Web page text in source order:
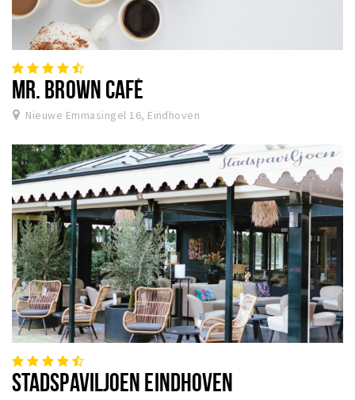
MR. BROWN CAFÉ
Nieuwe Emmasingel 16, Eindhoven
STADSPAVILJOEN EINDHOVEN